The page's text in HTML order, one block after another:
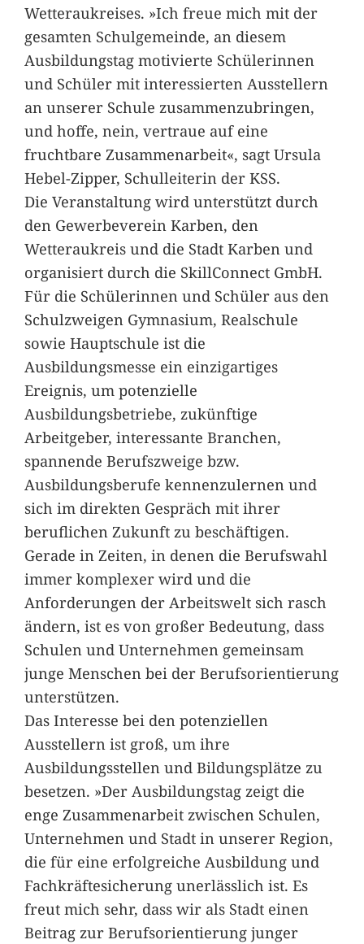
Wetteraukreises. »Ich freue mich mit der
gesamten Schulgemeinde, an diesem
Ausbildungstag motivierte Schülerinnen
und Schüler mit interessierten Ausstellern
an unserer Schule zusammenzubringen,
und hoffe, nein, vertraue auf eine
fruchtbare Zusammenarbeit«, sagt Ursula
Hebel-Zipper, Schulleiterin der KSS.
Die Veranstaltung wird unterstützt durch
den Gewerbeverein Karben, den
Wetteraukreis und die Stadt Karben und
organisiert durch die SkillConnect GmbH.
Für die Schülerinnen und Schüler aus den
Schulzweigen Gymnasium, Realschule
sowie Hauptschule ist die
Ausbildungsmesse ein einzigartiges
Ereignis, um potenzielle
Ausbildungsbetriebe, zukünftige
Arbeitgeber, interessante Branchen,
spannende Berufszweige bzw.
Ausbildungsberufe kennenzulernen und
sich im direkten Gespräch mit ihrer
beruflichen Zukunft zu beschäftigen.
Gerade in Zeiten, in denen die Berufswahl
immer komplexer wird und die
Anforderungen der Arbeitswelt sich rasch
ändern, ist es von großer Bedeutung, dass
Schulen und Unternehmen gemeinsam
junge Menschen bei der Berufsorientierung
unterstützen.
Das Interesse bei den potenziellen
Ausstellern ist groß, um ihre
Ausbildungsstellen und Bildungsplätze zu
besetzen. »Der Ausbildungstag zeigt die
enge Zusammenarbeit zwischen Schulen,
Unternehmen und Stadt in unserer Region,
die für eine erfolgreiche Ausbildung und
Fachkräftesicherung unerlässlich ist. Es
freut mich sehr, dass wir als Stadt einen
Beitrag zur Berufsorientierung junger